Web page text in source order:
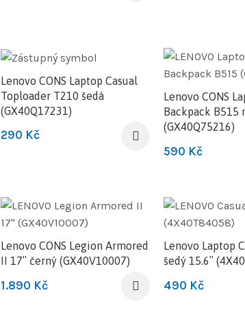
Lenovo CONS Laptop Casual
Toploader T210 šedá
(GX40Q17231)
290 Kč
Lenovo CONS
Backpack B515
(GX40Q75216)
590 Kč
Lenovo CONS Legion Armored
II 17″ černý (GX40V10007)
1.890 Kč
Lenovo Laptop
šedý 15.6″
490 Kč